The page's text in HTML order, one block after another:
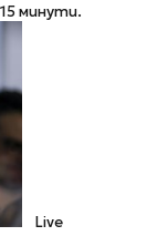
минути.
Live